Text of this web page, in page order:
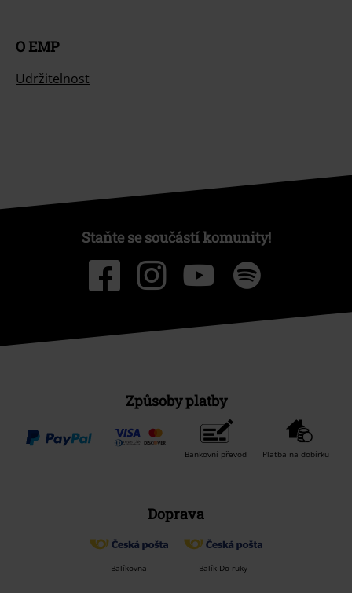
O EMP
Udržitelnost
Staňte se součástí komunity!
Způsoby platby
Bankovní převod Platba na dobírku
Doprava
Balíkovna Balík Do ruky